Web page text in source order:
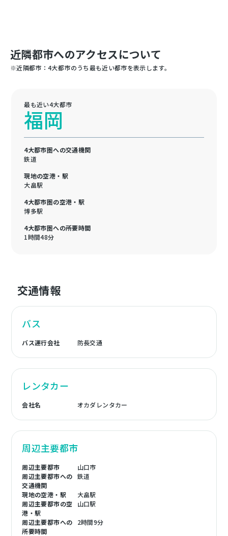
近隣都市へのアクセスについて
※近隣都市：4大都市のうち最も近い都市を表示します。
最も近い4大都市
福岡
4大都市圏への交通機関
鉄道
現地の空港・駅
大畠駅
4大都市圏の空港・駅
博多駅
4大都市圏への所要時間
1時間48分
交通情報
バス
バス運行会社 防長交通
レンタカー
会社名 オカダレンタカー
周辺主要都市
周辺主要都市
山口市
周辺主要都市への
交通機関
鉄道
現地の空港・駅
大畠駅
周辺主要都市の空
港・駅
山口駅
周辺主要都市への
所要時間
2時間9分